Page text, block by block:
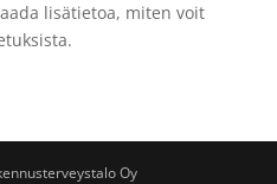
lisätietoa, miten voit
Oy